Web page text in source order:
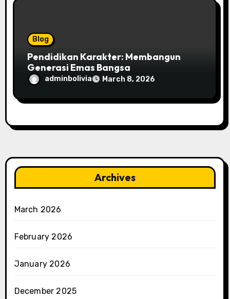
Blog
Pendidikan Karakter: Membangun
Generasi Emas Bangsa
adminbolivia March 8, 2026
Archives
March 2026
February 2026
January 2026
December 2025